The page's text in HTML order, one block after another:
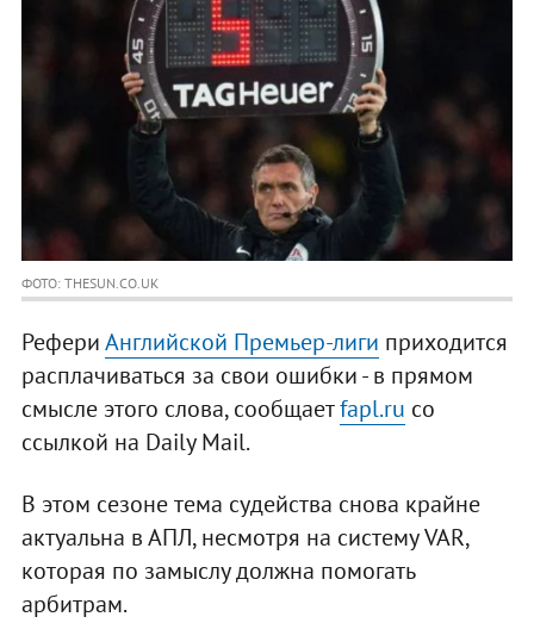
ФОТО: THESUN.CO.UK
РефериАнглийской Премьер-лиги приходится
расплачиваться за свои ошибки - в прямом
смысле этого слова, сообщаетfapl.ru со
ссылкой на Daily Mail.
В этом сезоне тема судейства снова крайне
актуальна в АПЛ, несмотря на систему VAR,
которая по замыслу должна помогать
арбитрам.